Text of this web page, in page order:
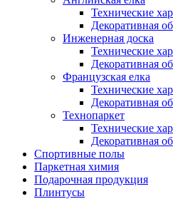
Технические
Декоративная
Инженерная доска
Технические
Декоративная
Французская елка
Технические
Декоративная
Технопаркет
Технические
Декоративная
Спортивные полы
Паркетная химия
Подарочная продукция
Плинтусы